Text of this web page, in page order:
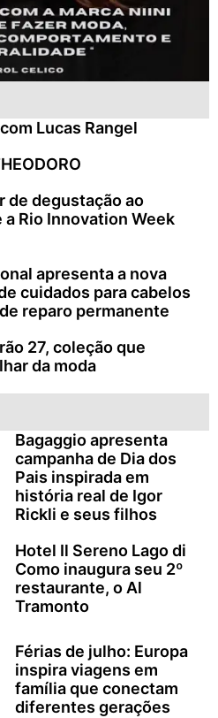
Lucas Rangel
de degustação ao
Rio Innovation Week
apresenta a nova
cuidados para cabelos
reparo permanente
27, coleção que
da moda
Bagaggio apresenta
campanha de Dia dos
Pais inspirada em
história real de Igor
Rickli e seus filhos
Hotel Il Sereno Lago di
Como inaugura seu 2º
restaurante, o Al
Tramonto
Férias de julho: Europa
inspira viagens em
família que conectam
diferentes gerações